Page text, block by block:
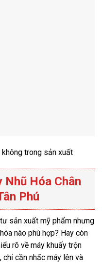
không trong sản xuất
Nhũ Hóa Chân
Phú
sản xuất mỹ phẩm nhưng
nào phù hợp? Hay còn
rõ về máy khuấy trộn
cần nhấc máy lên và